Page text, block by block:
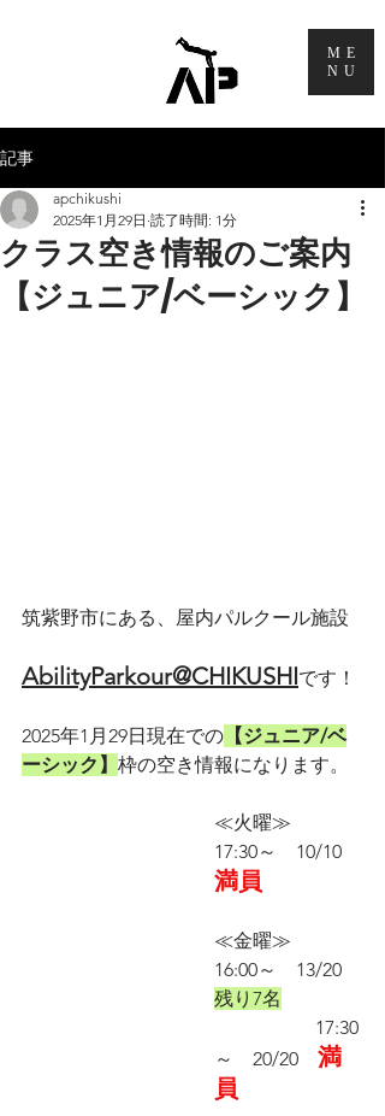
ME
NU
記事
クラス空き情報のご案内
【ジュニア/ベーシック】
apchikushi
2025年1月29日 読了時間: 1分
筑紫野市にある、屋内パルクール施設
AbilityParkour@CHIKUSHIです！
2025年1月29日現在での 【ジュニア/ベ
ーシック】 枠の空き情報になります。
≪火曜≫
17:30～　10/10
満員
≪金曜≫
16:00～　13/20
残り7名
17:30
～　20/20 満
員